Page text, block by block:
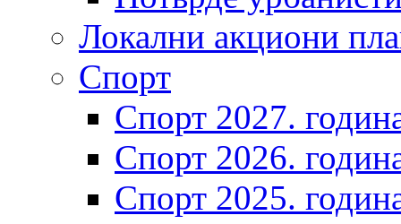
Локални акциони
Спорт
Спорт 2027.
Спорт 2026.
Спорт 2025.